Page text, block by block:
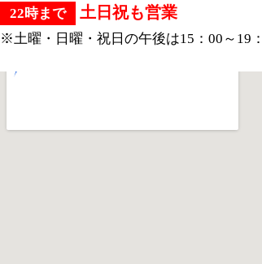
22時まで 土日祝も営業
※土曜・日曜・祝日の午後は15：00～19